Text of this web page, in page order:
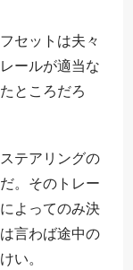
セットは夫々
ールが適当な
ところだろ
テアリングの
。そのトレー
よってのみ決
言わば途中の
い。